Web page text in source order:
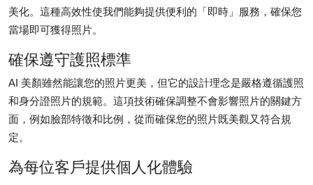
美化。這種高效性使我們能夠提供便利的「即時」服務，確保您
當場即可獲得照片。
確保遵守護照標準
AI 美顏雖然能讓您的照片更美，但它的設計理念是嚴格遵循護照
和身分證照片的規範。這項技術確保調整不會影響照片的關鍵方
面，例如臉部特徵和比例，從而確保您的照片既美觀又符合規
定。
為每位客戶提供個人化體驗